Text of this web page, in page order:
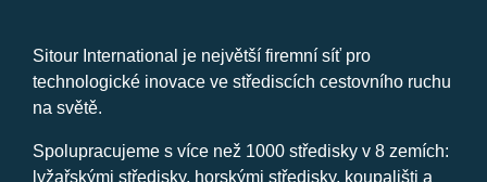
Sitour International je největší firemní síť pro
technologické inovace ve střediscích cestovního ruchu
na světě.
Spolupracujeme s více než 1000 středisky v 8 zemích:
lyžařskými středisky, horskými středisky, koupališti a